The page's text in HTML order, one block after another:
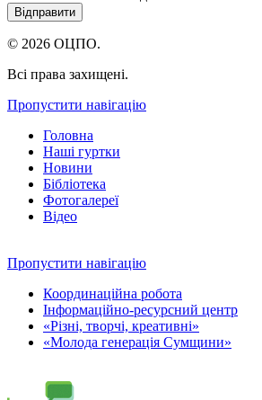
© 2026 ОЦПО.
Всі права захищені.
Пропустити навігацію
Головна
Наші гуртки
Новини
Бібліотека
Фотогалереї
Відео
Пропустити навігацію
Координаційна робота
Інформаційно-ресурсний центр
«Різні, творчі, креативні»
«Молода генерація Сумщини»